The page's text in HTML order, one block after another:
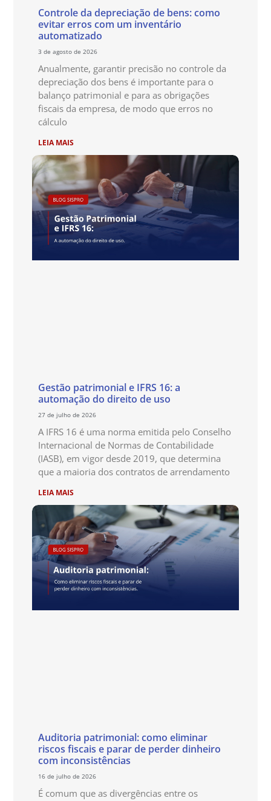
Controle da depreciação de bens: como
evitar erros com um inventário
automatizado
3 de agosto de 2026
Anualmente, garantir precisão no controle da
depreciação dos bens é importante para o
balanço patrimonial e para as obrigações
fiscais da empresa, de modo que erros no
cálculo
LEIA MAIS
Gestão patrimonial e IFRS 16: a
automação do direito de uso
27 de julho de 2026
A IFRS 16 é uma norma emitida pelo Conselho
Internacional de Normas de Contabilidade
(IASB), em vigor desde 2019, que determina
que a maioria dos contratos de arrendamento
LEIA MAIS
Auditoria patrimonial: como eliminar
riscos fiscais e parar de perder dinheiro
com inconsistências
16 de julho de 2026
É comum que as divergências entre os